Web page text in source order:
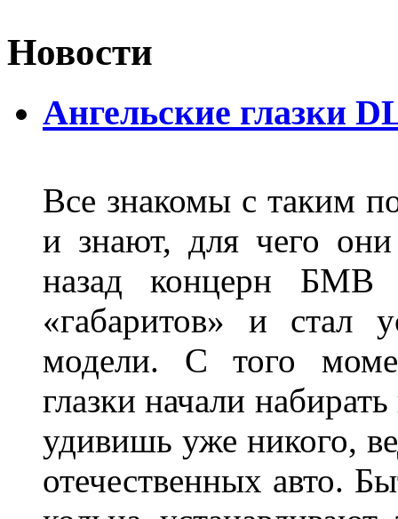
Новости
Ангельские глазки
Все знакомы с таким
и знают, для чего
назад концерн БМВ
«габаритов» и стал
модели. С того
глазки начали
удивишь уже никого,
отечественных авто.